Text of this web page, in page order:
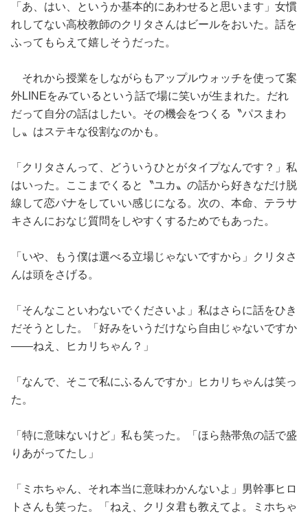
「あ、はい、というか基本的にあわせると思います」女慣
れしてない高校教師のクリタさんはビールをおいた。話を
ふってもらえて嬉しそうだった。
それから授業をしながらもアップルウォッチを使って案
外LINEをみているという話で場に笑いが生まれた。だれ
だって自分の話はしたい。その機会をつくる〝パスまわ
し〟はステキな役割なのかも。
「クリタさんって、どういうひとがタイプなんです？」私
はいった。ここまでくると〝ユカ〟の話から好きなだけ脱
線して恋バナをしていい感じになる。次の、本命、テラサ
キさんにおなじ質問をしやすくするためでもあった。
「いや、もう僕は選べる立場じゃないですから」クリタさ
んは頭をさげる。
「そんなこといわないでくださいよ」私はさらに話をひき
だそうとした。「好みをいうだけなら自由じゃないですか
——ねえ、ヒカリちゃん？」
「なんで、そこで私にふるんですか」ヒカリちゃんは笑っ
た。
「特に意味ないけど」私も笑った。「ほら熱帯魚の話で盛
りあがってたし」
「ミホちゃん、それ本当に意味わかんないよ」男幹事ヒロ
トさんも笑った。「ねえ、クリタ君も教えてよ。ミホちゃ